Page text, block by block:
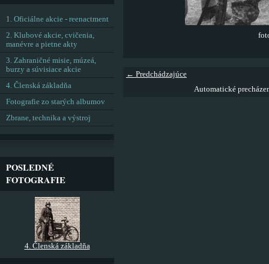
← Predchádzajúce
Automatické
1. Oficiálne akcie - reenactment
2. Klubové akcie, cvičenia,
manévre a pietne akty
3. Zahraničné misie, múzeá,
burzy a súvisiace akcie
4. Členská základňa
Fotografie zo starých albumov
Zbrane, technika a výstroj
POSLEDNÉ
FOTOGRAFIE
4. Členská základňa